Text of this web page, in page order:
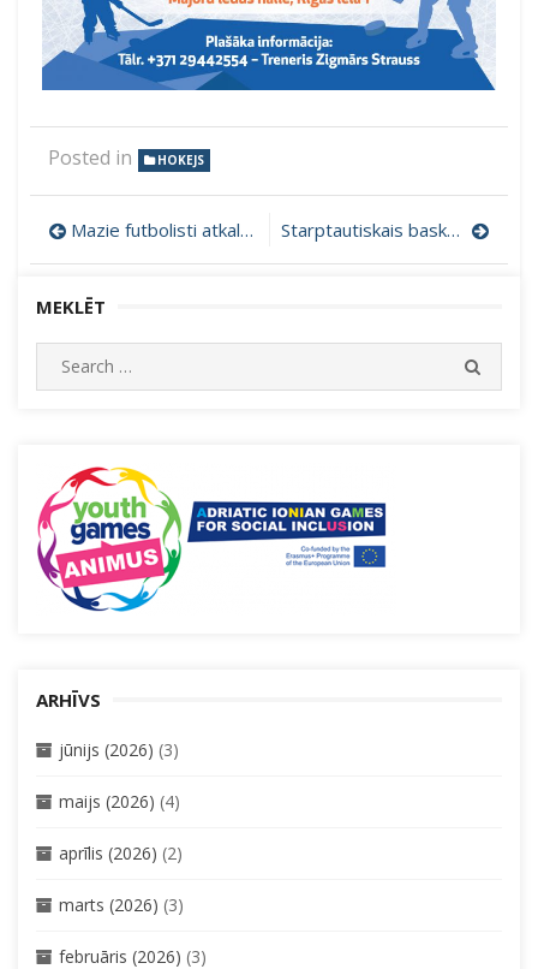
Posted in HOKEJS
Ziņu
izvēlne
Mazie futbolisti atkal pirmie! Starptautiskais basketbola turnīrs ”Fēnikss Kauss”
MEKLĒT
ARHĪVS
jūnijs (2026) (3)
maijs (2026) (4)
aprīlis (2026) (2)
marts (2026) (3)
februāris (2026) (3)